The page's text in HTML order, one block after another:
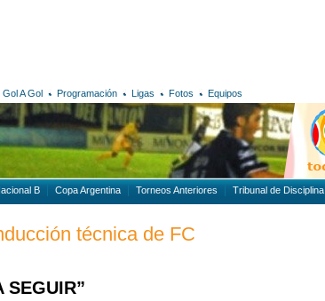
Gol A Gol Programación Ligas Fotos Equipos
B Copa Argentina Torneos Anteriores Tribunal de Disciplina
técnica de FC
SEGUIR”